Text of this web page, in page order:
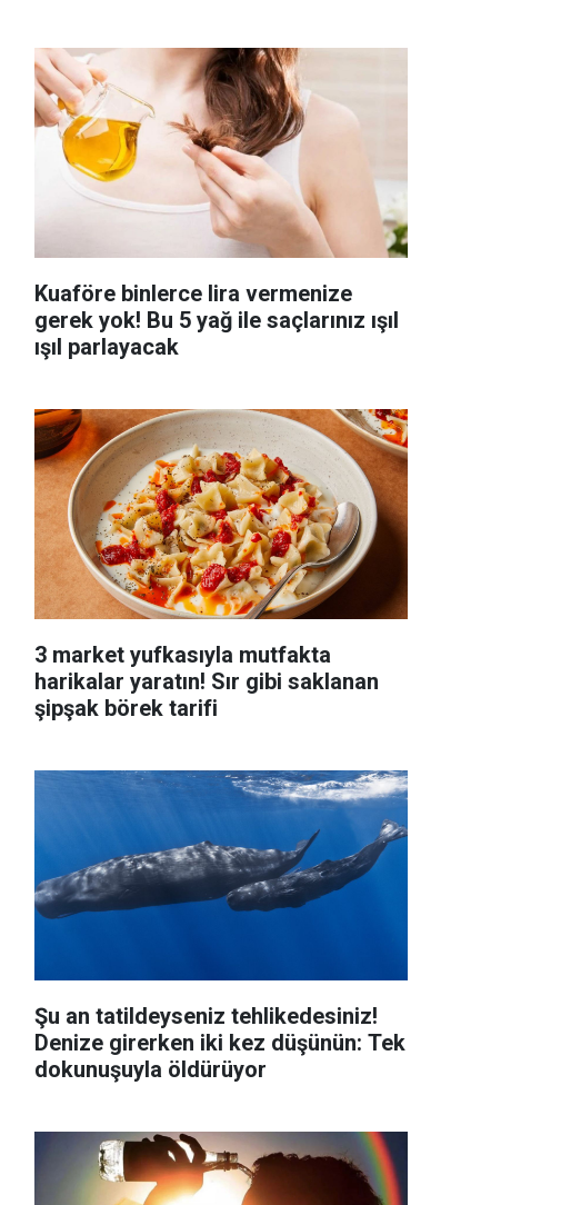
Kuaföre binlerce lira vermenize
gerek yok! Bu 5 yağ ile saçlarınız ışıl
ışıl parlayacak
3 market yufkasıyla mutfakta
harikalar yaratın! Sır gibi saklanan
şipşak börek tarifi
Şu an tatildeyseniz tehlikedesiniz!
Denize girerken iki kez düşünün: Tek
dokunuşuyla öldürüyor